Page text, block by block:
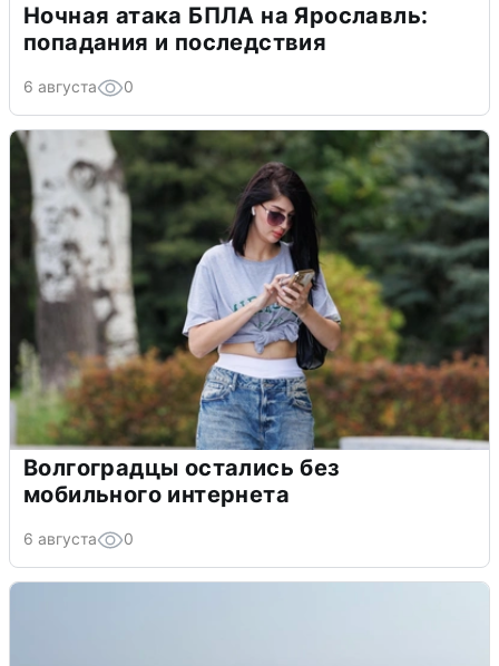
Ночная атака БПЛА на Ярославль:
попадания и последствия
6 августа 0
Волгоградцы остались без
мобильного интернета
6 августа 0